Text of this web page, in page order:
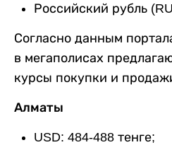
Российский рубль
Согласно данным
в мегаполисах
курсы покупки и
Алматы
USD: 484-488 тенге;